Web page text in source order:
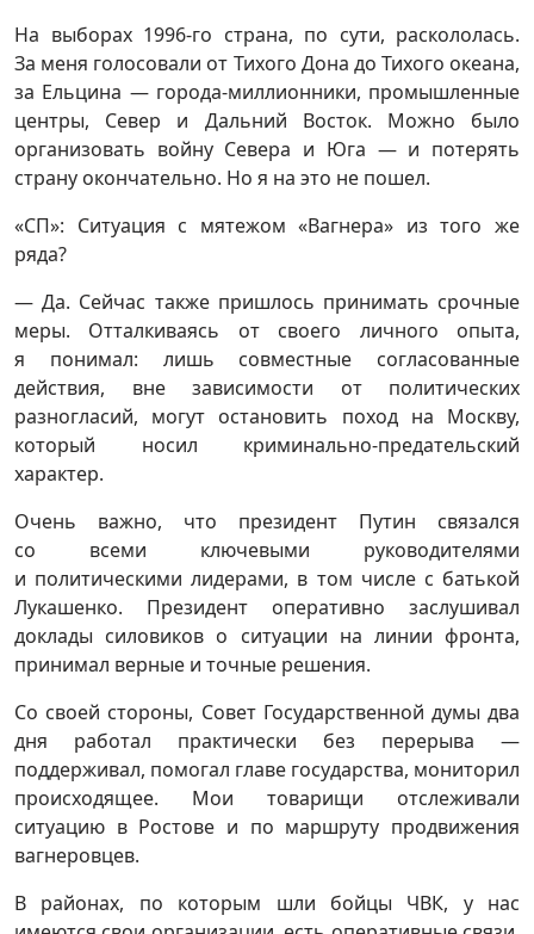
На выборах 1996-го страна, по сути, раскололась.
За меня голосовали от Тихого Дона до Тихого океана,
за Ельцина — города-миллионники, промышленные
центры, Север и Дальний Восток. Можно было
организовать войну Севера и Юга — и потерять
страну окончательно. Но я на это не пошел.
«СП»: Ситуация с мятежом «Вагнера» из того же
ряда?
— Да. Сейчас также пришлось принимать срочные
меры. Отталкиваясь от своего личного опыта,
я понимал: лишь совместные согласованные
действия, вне зависимости от политических
разногласий, могут остановить поход на Москву,
который носил криминально-предательский
характер.
Очень важно, что президент Путин связался
со всеми ключевыми руководителями
и политическими лидерами, в том числе с батькой
Лукашенко. Президент оперативно заслушивал
доклады силовиков о ситуации на линии фронта,
принимал верные и точные решения.
Со своей стороны, Совет Государственной думы два
дня работал практически без перерыва —
поддерживал, помогал главе государства, мониторил
происходящее. Мои товарищи отслеживали
ситуацию в Ростове и по маршруту продвижения
вагнеровцев.
В районах, по которым шли бойцы ЧВК, у нас